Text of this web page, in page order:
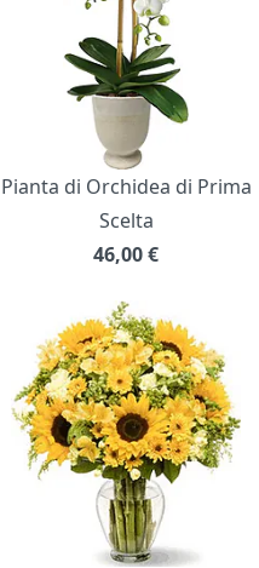
Pianta di Orchidea di Prima
Scelta
46,00€